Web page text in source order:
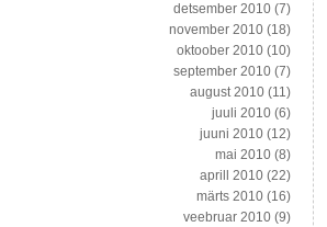
detsember 2010 (7)
november 2010 (18)
oktoober 2010 (10)
september 2010 (7)
august 2010 (11)
juuli 2010 (6)
juuni 2010 (12)
mai 2010 (8)
aprill 2010 (22)
märts 2010 (16)
veebruar 2010 (9)